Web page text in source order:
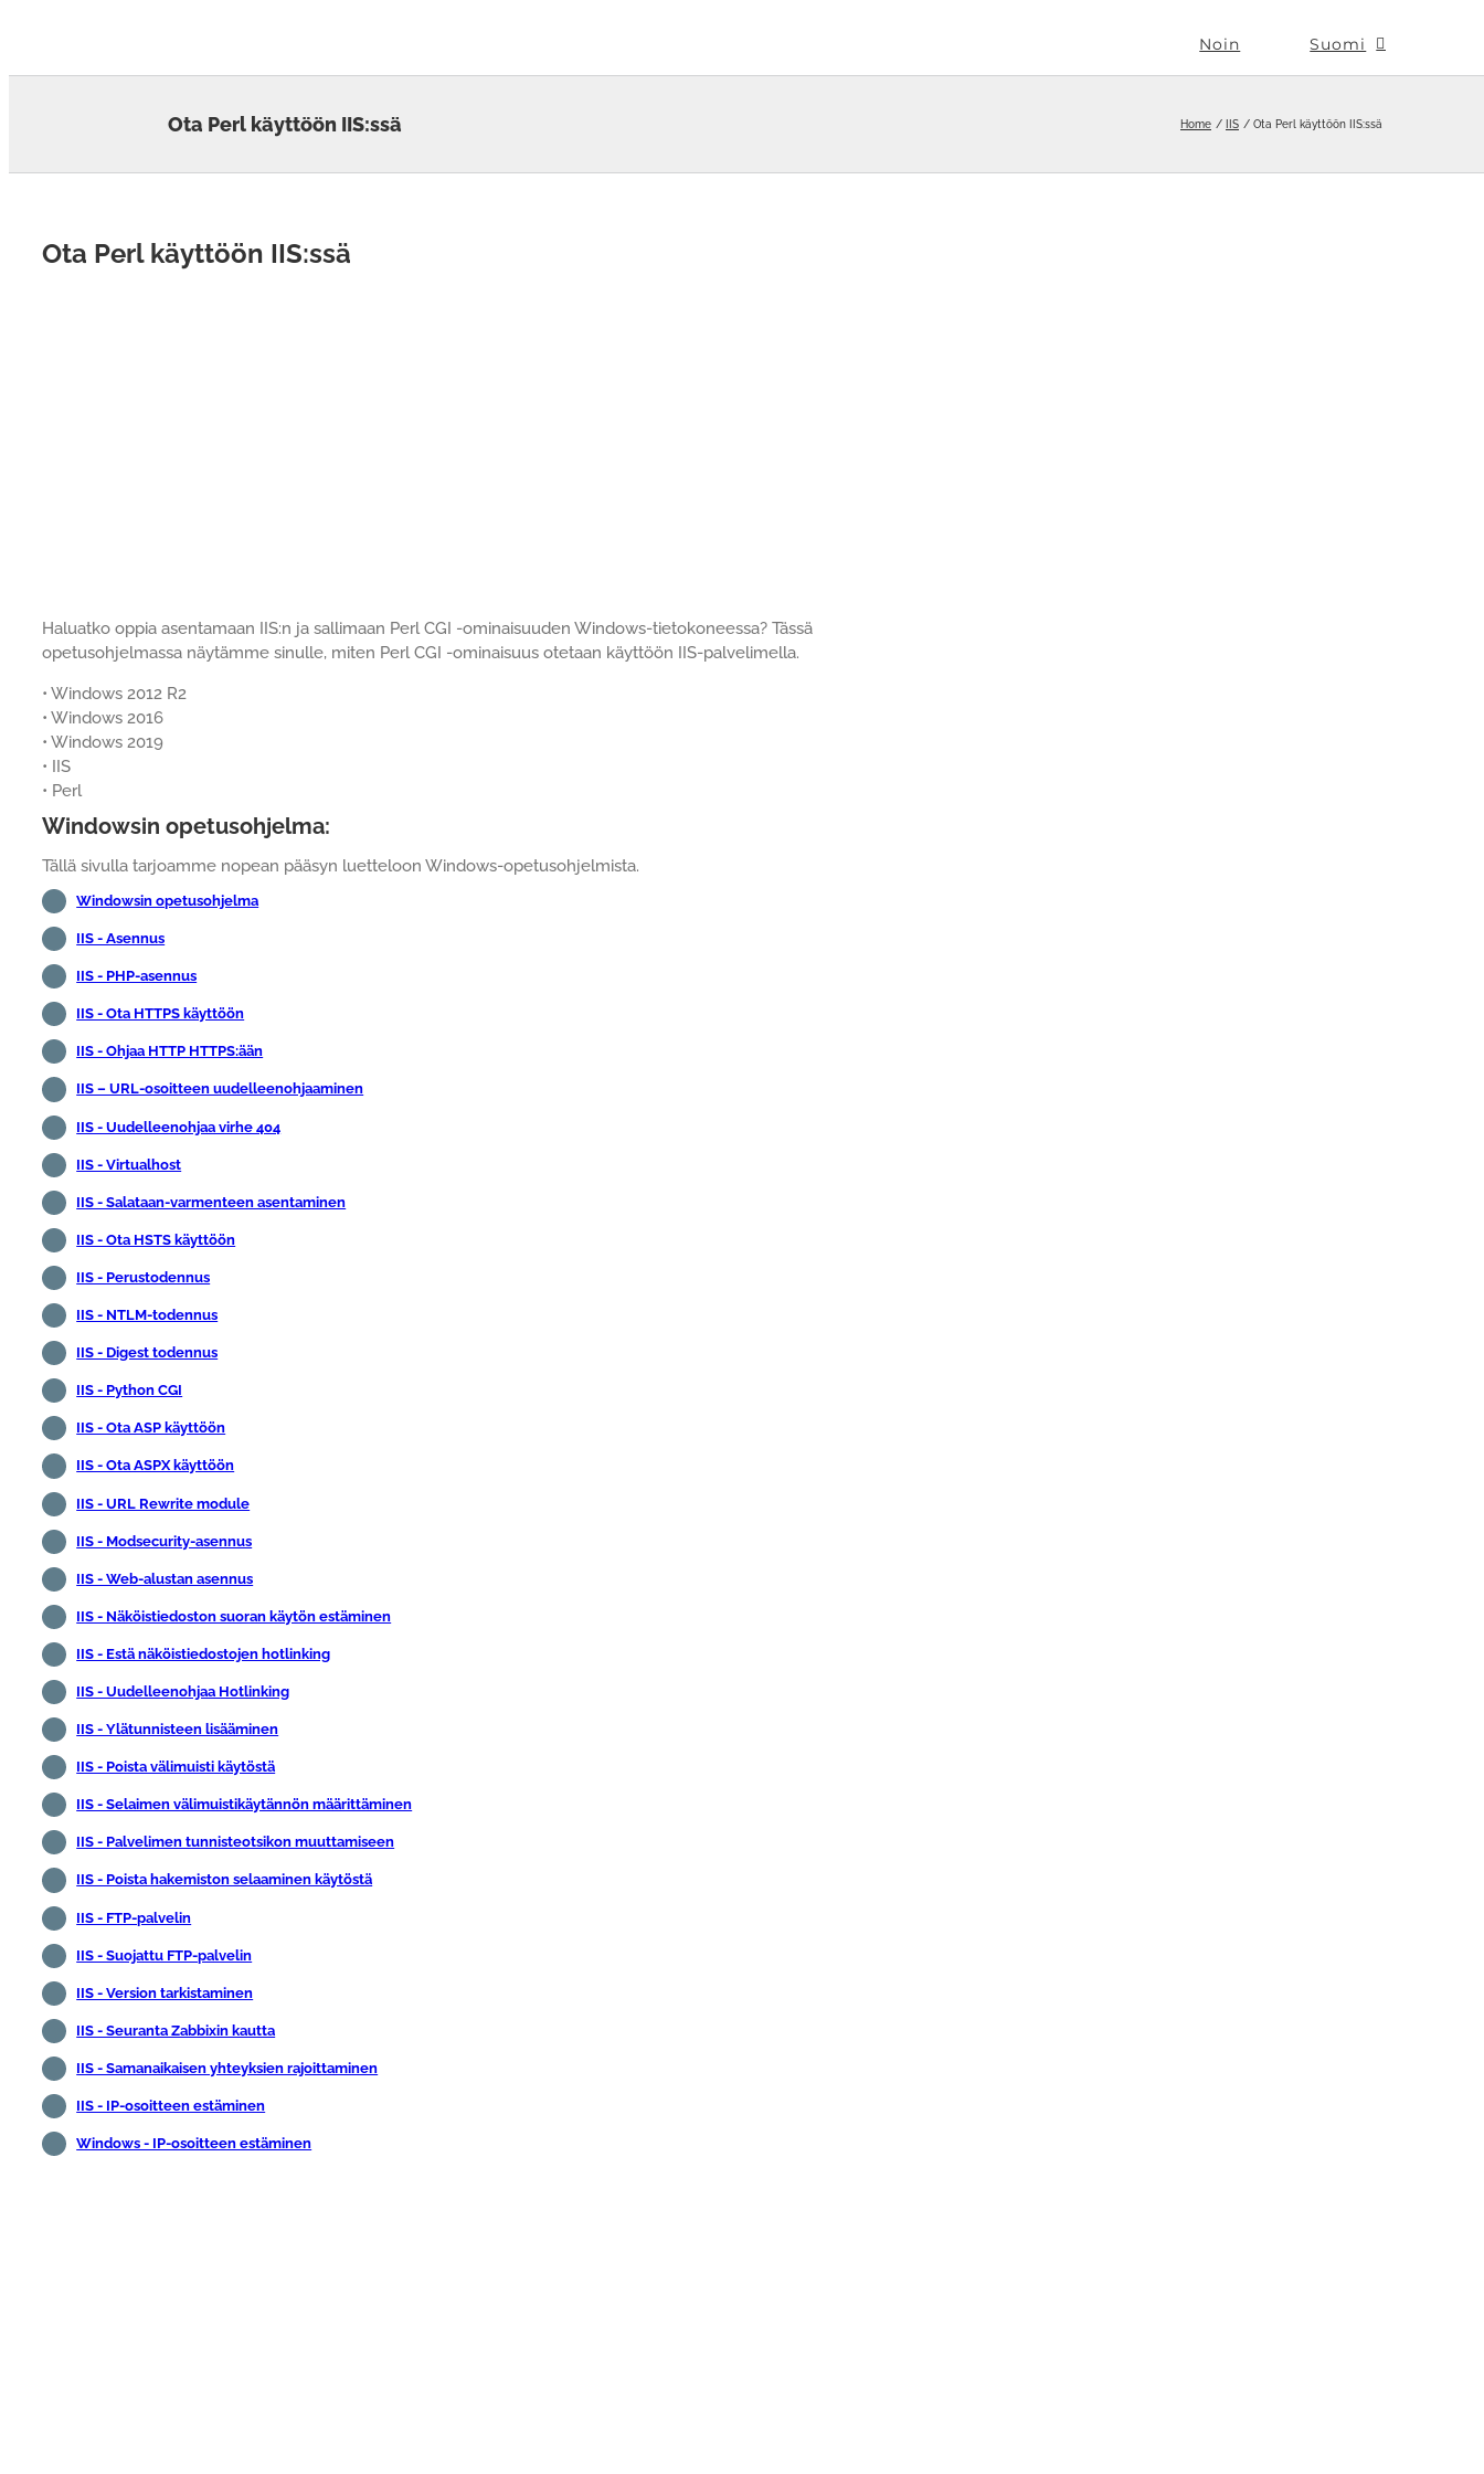
Noin Suomi
Ota Perl käyttöön IIS:ssä Home IIS Ota Perl käyttöön IIS:ssä
Ota Perl käyttöön IIS:ssä
Haluatko oppia asentamaan IIS:n ja sallimaan Perl CGI -ominaisuuden Windows-tietokoneessa? Tässä
opetusohjelmassa näytämme sinulle, miten Perl CGI -ominaisuus otetaan käyttöön IIS-palvelimella.
• Windows 2012 R2
• Windows 2016
• Windows 2019
• IIS
• Perl
Windowsin opetusohjelma:
Tällä sivulla tarjoamme nopean pääsyn luetteloon Windows-opetusohjelmista.
Windowsin opetusohjelma
IIS - Asennus
IIS - PHP-asennus
IIS - Ota HTTPS käyttöön
IIS - Ohjaa HTTP HTTPS:ään
IIS – URL-osoitteen uudelleenohjaaminen
IIS - Uudelleenohjaa virhe 404
IIS - Virtualhost
IIS - Salataan-varmenteen asentaminen
IIS - Ota HSTS käyttöön
IIS - Perustodennus
IIS - NTLM-todennus
IIS - Digest todennus
IIS - Python CGI
IIS - Ota ASP käyttöön
IIS - Ota ASPX käyttöön
IIS - URL Rewrite module
IIS - Modsecurity-asennus
IIS - Web-alustan asennus
IIS - Näköistiedoston suoran käytön estäminen
IIS - Estä näköistiedostojen hotlinking
IIS - Uudelleenohjaa Hotlinking
IIS - Ylätunnisteen lisääminen
IIS - Poista välimuisti käytöstä
IIS - Selaimen välimuistikäytännön määrittäminen
IIS - Palvelimen tunnisteotsikon muuttamiseen
IIS - Poista hakemiston selaaminen käytöstä
IIS - FTP-palvelin
IIS - Suojattu FTP-palvelin
IIS - Version tarkistaminen
IIS - Seuranta Zabbixin kautta
IIS - Samanaikaisen yhteyksien rajoittaminen
IIS - IP-osoitteen estäminen
Windows - IP-osoitteen estäminen